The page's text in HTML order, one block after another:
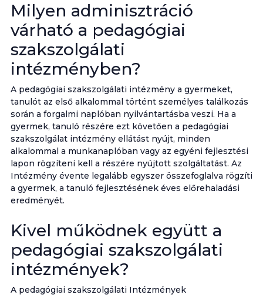
Milyen adminisztráció
várható a pedagógiai
szakszolgálati
intézményben?
A pedagógiai szakszolgálati intézmény a gyermeket,
tanulót az első alkalommal történt személyes találkozás
során a forgalmi naplóban nyilvántartásba veszi. Ha a
gyermek, tanuló részére ezt követően a pedagógiai
szakszolgálat intézmény ellátást nyújt, minden
alkalommal a munkanaplóban vagy az egyéni fejlesztési
lapon rögzíteni kell a részére nyújtott szolgáltatást. Az
Intézmény évente legalább egyszer összefoglalva rögzíti
a gyermek, a tanuló fejlesztésének éves előrehaladási
eredményét.
Kivel működnek együtt a
pedagógiai szakszolgálati
intézmények?
A pedagógiai szakszolgálati Intézmények